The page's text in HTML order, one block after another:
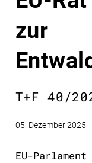
zur
T+F 40/
05. Dezember 2025
EU-Parlament